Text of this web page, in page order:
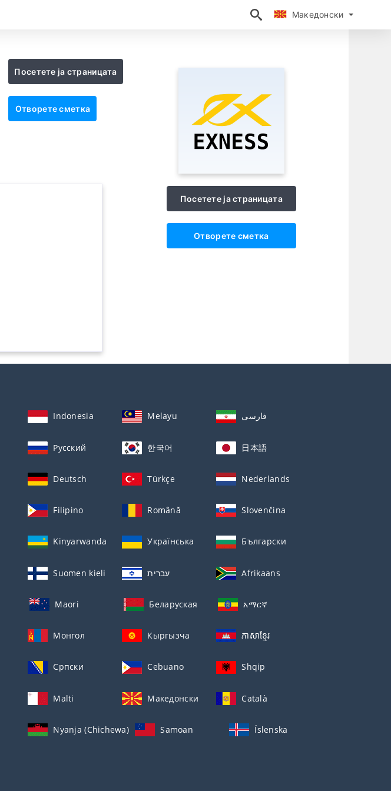
Македонски
Македонски
Посетете ја страницата
Отворете сметка
Посетете ја страницата
Отворете сметка
Indonesia Melayu فارسی
Русский 한국어 日本語
Deutsch Türkçe Nederlands
Filipino Română Slovenčina
Kinyarwanda Українська Български
Suomen kieli עברית Afrikaans
Maori Беларуская አማርኛ
Монгол Кыргызча ភាសាខ្មែរ
Српски Cebuano Shqip
Malti Македонски Català
Nyanja (Chichewa) Samoan Íslenska